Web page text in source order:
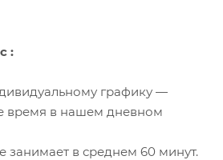
:
графику —
время в нашем дневном
в среднем 60 минут.